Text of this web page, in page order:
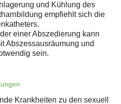
und Kühlung des
empfiehlt sich die
einer Abszedierung kann
Abszessausräumung und
sein.
Krankheiten zu den sexuell